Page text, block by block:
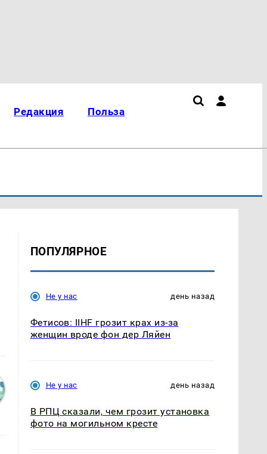
Редакция Польза
ПОПУЛЯРНОЕ
Не у нас день назад
Фетисов: IIHF грозит крах из-за
женщин вроде фон дер Ляйен
Не у нас день назад
В РПЦ сказали, чем грозит установка
фото на могильном кресте